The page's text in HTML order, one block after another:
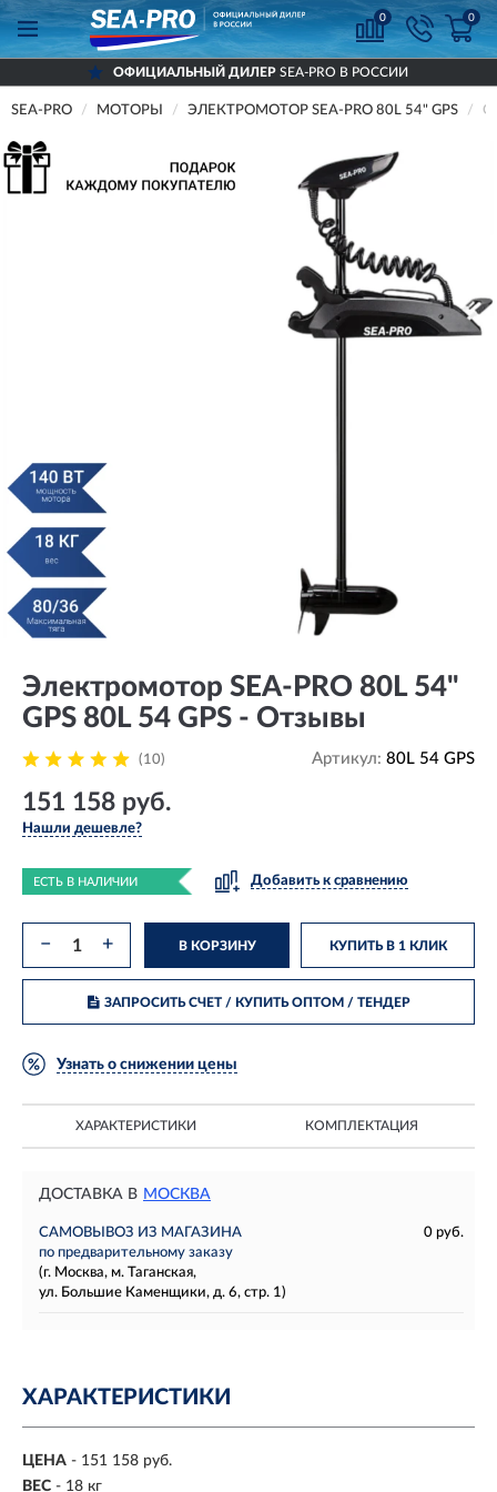
0 0
ОФИЦИАЛЬНЫЙ ДИЛЕРSEA-PRO В РОССИИ
SEA-PRO МОТОРЫ ЭЛЕКТРОМОТОР SEA-PRO 80L 54" GPS
Электромотор SEA-PRO 80L 54"
GPS 80L 54 GPS - Отзывы
(10) Артикул: 80L 54 GPS
151 158 руб.
Нашли дешевле?
ЕСТЬ В НАЛИЧИИ Добавить к сравнению
− + В КОРЗИНУ КУПИТЬ В 1 КЛИК
ЗАПРОСИТЬ СЧЕТ / КУПИТЬ ОПТОМ/ ТЕНДЕР
Узнать о снижении цены
ХАРАКТЕРИСТИКИ КОМПЛЕКТАЦИЯ
ДОСТАВКА В МОСКВА
САМОВЫВОЗ ИЗ МАГАЗИНА
0 руб.
по предварительному заказу
(г. Москва, м. Таганская,
ул. Большие Каменщики, д. 6, стр. 1)
ХАРАКТЕРИСТИКИ
ЦЕНА - 151 158 руб.
ВЕС - 18 кг